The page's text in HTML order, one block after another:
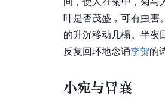
叶是否茂盛，可有虫害
的升沉移动几榻。半夜
反复回环地念诵李贺的
小宛与冒襄